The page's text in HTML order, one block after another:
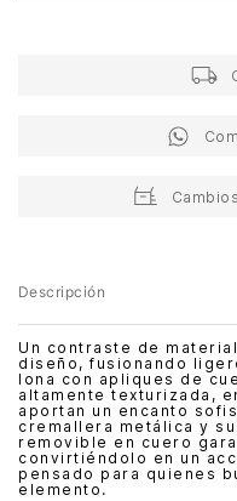
Descripción
Un contraste de
diseño, fusionando
lona con apliques de
altamente texturizada,
aportan un encanto
cremallera metálica y
removible en cuero
convirtiéndolo en un
pensado para quienes
elemento.